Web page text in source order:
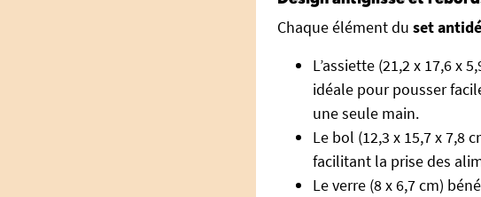
Chaque élément du set
L’assiette (21,2 x 17,6 x
idéale pour pousser
une seule main.
Le bol (12,3 x 15,7 x 7,8
facilitant la prise des
Le verre (8 x 6,7 cm)